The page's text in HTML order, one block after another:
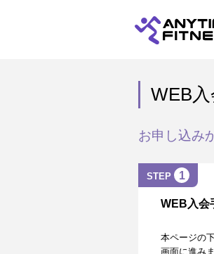
WEB入
お申し込み
STEP 1
WEB入会
本ページの
画面に進みま